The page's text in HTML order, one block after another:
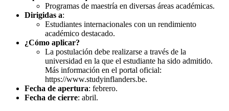
Programas de maestría en diversas áreas académicas.
Dirigidas a:
Estudiantes internacionales con un rendimiento
académico destacado.
¿Cómo aplicar?
La postulación debe realizarse a través de la
universidad en la que el estudiante ha sido admitido.
Más información en el portal oficial:
https://www.studyinflanders.be.
Fecha de apertura: febrero.
Fecha de cierre: abril.